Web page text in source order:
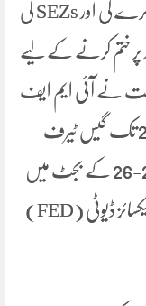
حکومت جون 2025 تک ایک منصوبہ تیار کرے گی اور SEZs کی
تک مکمل طور پر ختم کرنے کے لیے
نے آئی ایم ایف
کی اس شرط کو قبول کیا ہے کہ وہ دسمبر 2024 تک گیس ٹیرف
میں تبدیلیوں کی منظوری دے گی اور 2025-26 کے بجٹ میں
کھاد اور کیڑے مار ادویات پر 5 فیصد فیڈرل ایکسائز ڈیوٹی (FED)